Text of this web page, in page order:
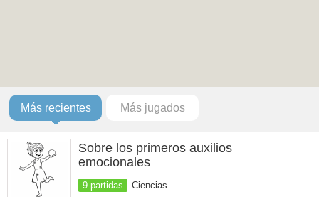
Más recientes Más jugados
Sobre los primeros auxilios
emocionales
9 partidas Ciencias